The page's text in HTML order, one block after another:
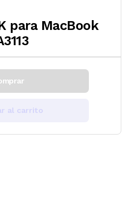
para MacBook
al carrito